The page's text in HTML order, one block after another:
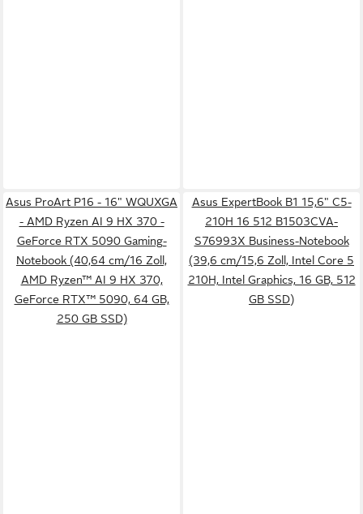
Asus ProArt P16 - 16" WQUXGA
- AMD Ryzen AI 9 HX 370 -
GeForce RTX 5090 Gaming-
Notebook (40,64 cm/16 Zoll,
AMD Ryzen™ AI 9 HX 370,
GeForce RTX™ 5090, 64 GB,
250 GB SSD)
Asus ExpertBook B1 15,6" C5-
210H 16 512 B1503CVA-
S76993X Business-Notebook
(39,6 cm/15,6 Zoll, Intel Core 5
210H, Intel Graphics, 16 GB, 512
GB SSD)